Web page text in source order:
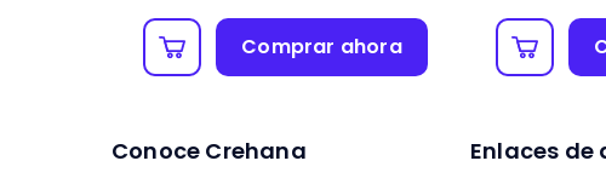
Comprar ahora
Conoce Crehana Enlaces de